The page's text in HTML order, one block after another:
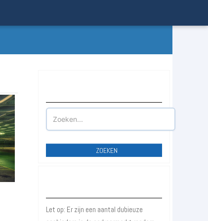
ZOEKEN
Let op: Er zijn een aantal dubieuze